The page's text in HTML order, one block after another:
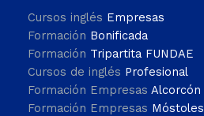
Cursos inglés Empresas
Formación Bonificada
Formación Tripartita FUNDAE
Cursos de inglés Profesional
Formación Empresas Alcorcón
Formación Empresas Móstoles